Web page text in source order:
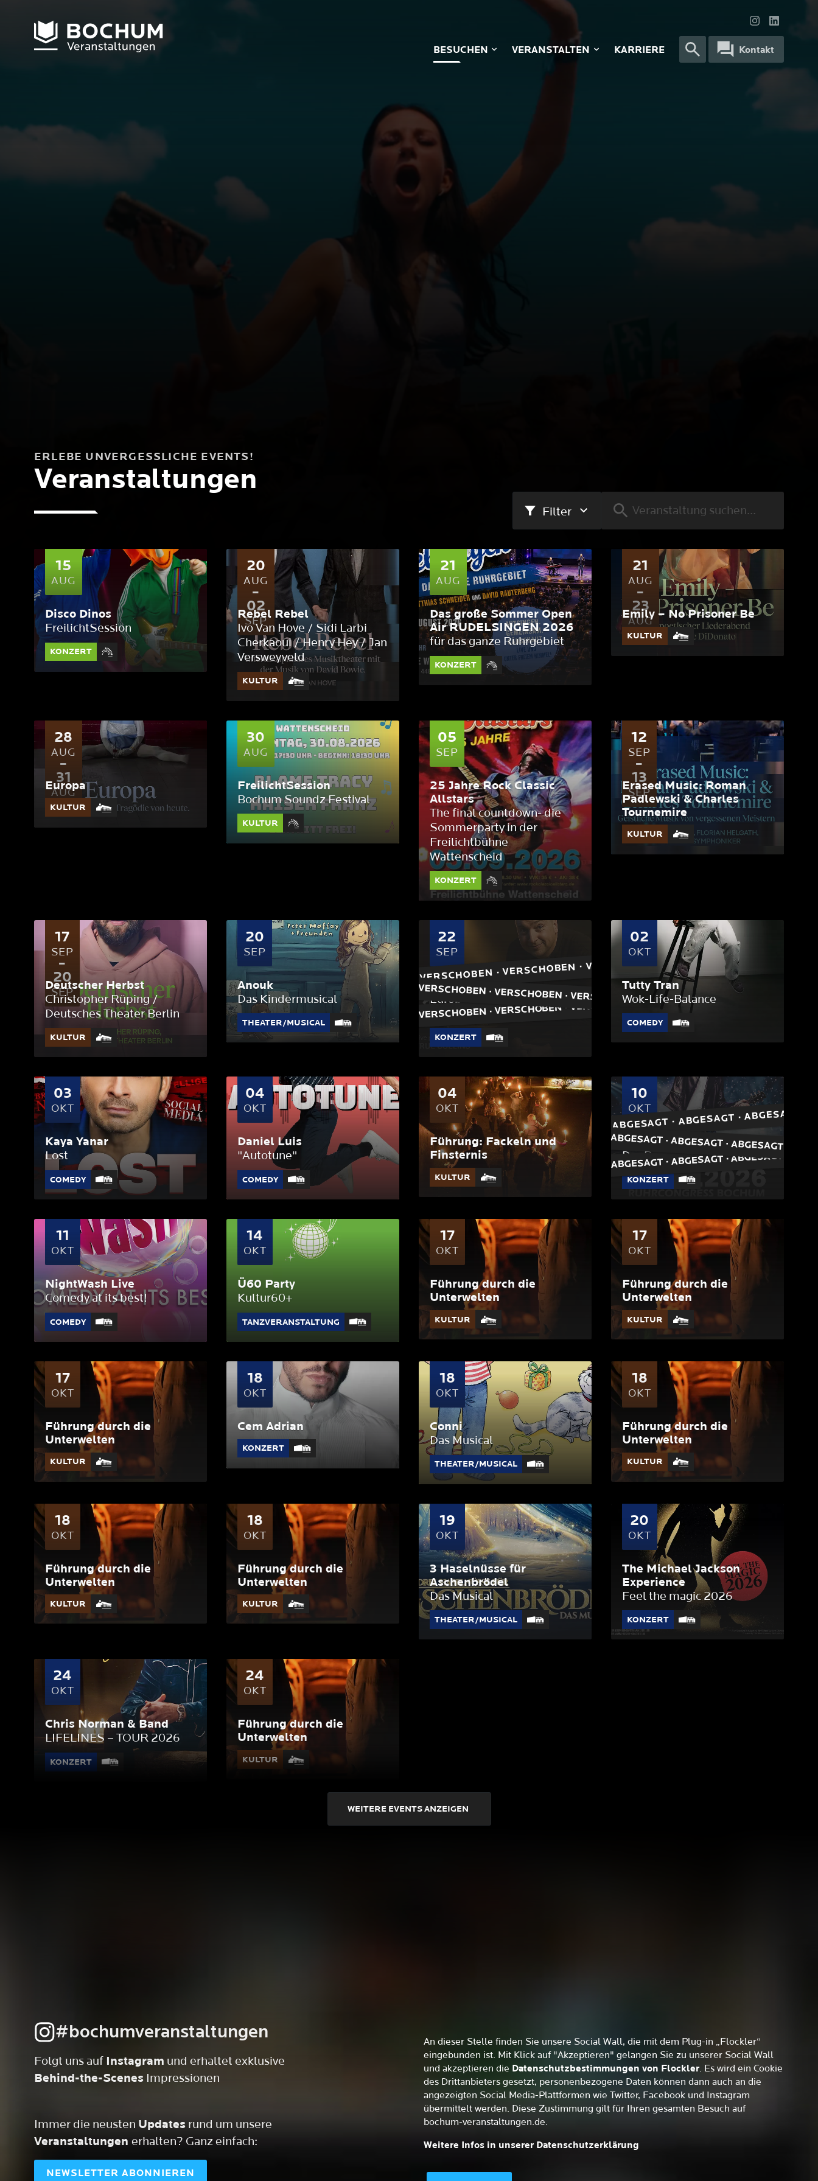
Kontakt
BESUCHEN VERANSTALTEN KARRIERE
ERLEBE UNVERGESSLICHE EVENTS!
Veranstaltungen
Filter
15
AUG
Disco Dinos
FreilichtSession
KONZERT
20
AUG
02
SEP
Rebel Rebel
Ivo Van Hove / Sidi Larbi
Cherkaoui / Henry Hey / Jan
Versweyveld
KULTUR
21
AUG
Das große Sommer Open
Air RUDELSINGEN 2026
für das ganze Ruhrgebiet
KONZERT
21
AUG
23
AUG
Emily – No Prisoner Be
KULTUR
28
AUG
31
AUG
Europa
KULTUR
30
AUG
FreilichtSession
Bochum Soundz Festival
KULTUR
05
SEP
25 Jahre Rock Classic
Allstars
The final countdown- die
Sommerparty in der
Freilichtbühne
Wattenscheid
KONZERT
12
SEP
13
SEP
Erased Music: Roman
Padlewski & Charles
Tournemire
KULTUR
17
SEP
20
SEP
Deutscher Herbst
Christopher Rüping /
Deutsches Theater Berlin
KULTUR
20
SEP
Anouk
Das Kindermusical
THEATER/MUSICAL
22
SEP
VERSCHOBEN · VERSCHOBEN · VERSCHOBEN · VERS
True Collins
Europe's Greatest Phil
Collins-Show
KONZERT
02
OKT
Tutty Tran
Wok-Life-Balance
COMEDY
03
OKT
Kaya Yanar
Lost
COMEDY
04
OKT
Daniel Luis
"Autotune"
COMEDY
04
OKT
Führung: Fackeln und
Finsternis
KULTUR
10
OKT
ABGESAGT · ABGESAGT · ABGESAGT ·
Dieter Bohlen & Band
Der Poptitan live in Bochum
KONZERT
11
OKT
NightWash Live
Comedy at its best!
COMEDY
14
OKT
Ü60 Party
Kultur60+
TANZVERANSTALTUNG
17
OKT
Führung durch die
Unterwelten
KULTUR
17
OKT
Führung durch die
Unterwelten
KULTUR
17
OKT
Führung durch die
Unterwelten
KULTUR
18
OKT
Cem Adrian
KONZERT
18
OKT
Conni
Das Musical
THEATER/MUSICAL
18
OKT
Führung durch die
Unterwelten
KULTUR
18
OKT
Führung durch die
Unterwelten
KULTUR
18
OKT
Führung durch die
Unterwelten
KULTUR
19
OKT
3 Haselnüsse für
Aschenbrödel
Das Musical
THEATER/MUSICAL
20
OKT
The Michael Jackson
Experience
Feel the magic 2026
KONZERT
24
OKT
Chris Norman & Band
LIFELINES – TOUR 2026
KONZERT
24
OKT
Führung durch die
Unterwelten
KULTUR
WEITERE EVENTS ANZEIGEN
#bochumveranstaltungen
Folgt uns auf Instagram und erhaltet exklusive
Behind-the-Scenes Impressionen
Immer die neusten Updates rund um unsere
Veranstaltungen erhalten? Ganz einfach:
NEWSLETTER ABONNIEREN
An dieser Stelle finden Sie unsere Social Wall, die mit dem Plug-in „Flockler“
eingebunden ist. Mit Klick auf "Akzeptieren" gelangen Sie zu unserer Social Wall
und akzeptieren die Datenschutzbestimmungen von Flockler. Es wird ein Cookie
des Drittanbieters gesetzt, personenbezogene Daten können dann auch an die
angezeigten Social Media-Plattformen wie Twitter, Facebook und Instagram
übermittelt werden. Diese Zustimmung gilt für Ihren gesamten Besuch auf
bochum-veranstaltungen.de.
Weitere Infos in unserer Datenschutzerklärung